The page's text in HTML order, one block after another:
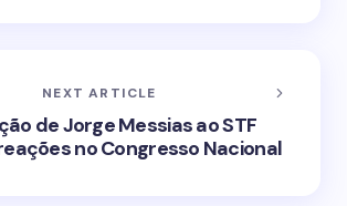
NEXT ARTICLE
de Jorge Messias ao STF
no Congresso Nacional